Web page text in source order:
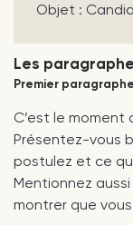
Objet :
Les
Premier paragraphe
C’est le moment
Présentez-vous
postulez et ce
Mentionnez
montrer que